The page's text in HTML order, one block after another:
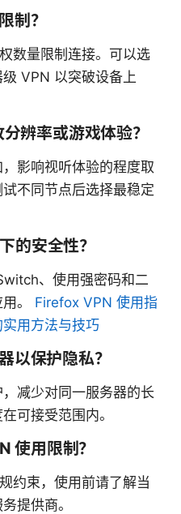
制？
数量限制连接。可以选
VPN 以突破设备上
辨率或游戏体验？
影响视听体验的程度取
不同节点后选择最稳定
的安全性？
、使用强密码和二
。 Firefox VPN 使用指
用方法与技巧
以保护隐私？
减少对同一服务器的长
可接受范围内。
使用限制？
约束，使用前请了解当
提供商。